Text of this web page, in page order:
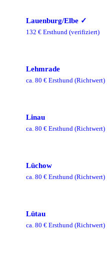
Lauenburg/Elbe ✓
132 € Ersthund (verifiziert)
Lehmrade
ca. 80 € Ersthund (Richtwert)
Linau
ca. 80 € Ersthund (Richtwert)
Lüchow
ca. 80 € Ersthund (Richtwert)
Lütau
ca. 80 € Ersthund (Richtwert)